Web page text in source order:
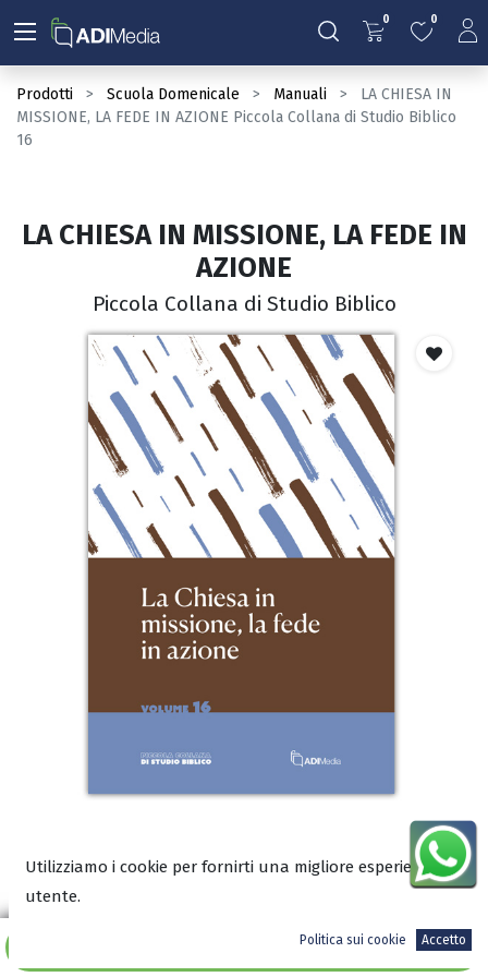
0 0
Prodotti Scuola Domenicale Manuali
LA CHIESA IN
MISSIONE, LA FEDE IN AZIONE Piccola Collana di Studio Biblico
16
Aggiungi al carrello
LA CHIESA IN MISSIONE, LA FEDE IN
AZIONE
Piccola Collana di Studio Biblico
Leggi un estratto sul blog
Scarica l'anteprima in PDF
Utilizziamo i cookie per fornirti una migliore esperienza
utente.
Politica sui cookie Accetto